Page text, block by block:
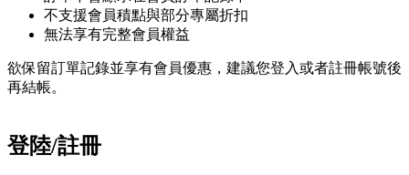
不支援會員積點與部分專屬折扣
無法享有完整會員權益
欲保留訂單記錄並享有會員優惠，建議您登入或者註冊帳號後
再結帳。
登陸/註冊